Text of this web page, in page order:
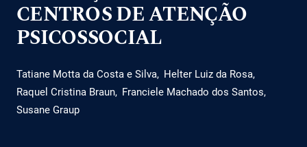
CENTROS DE ATENÇÃO
PSICOSSOCIAL
Tatiane Motta da Costa e Silva
Helter Luiz da Rosa
Raquel Cristina Braun
Franciele Machado dos Santos
Susane Graup